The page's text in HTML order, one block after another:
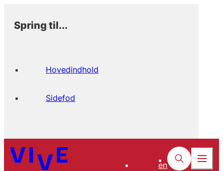
Spring til...
Hovedindhold
Sidefod
en